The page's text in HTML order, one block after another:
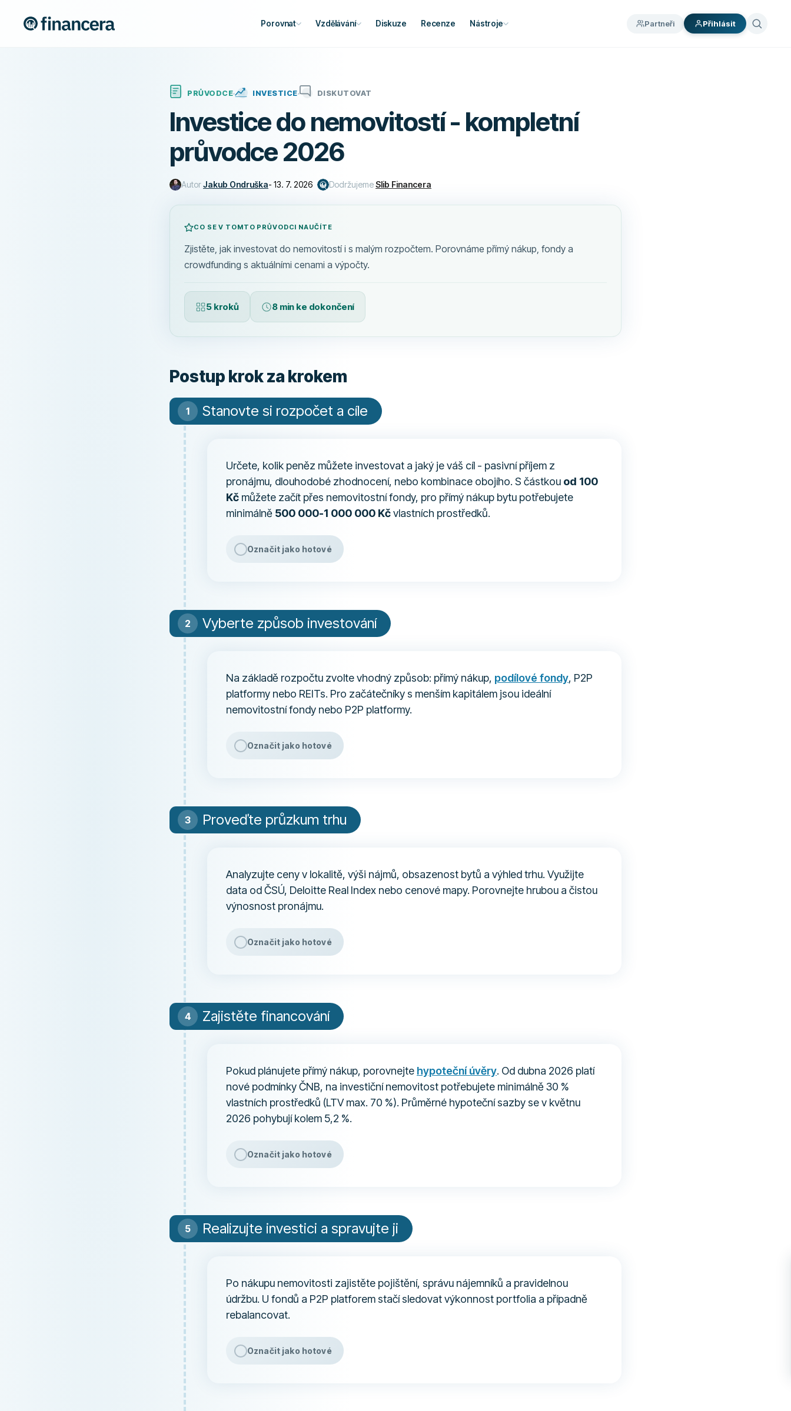
Porovnat Vzdělávání Diskuze Recenze Nástroje Partneři Přihlásit
PRŮVODCE INVESTICE DISKUTOVAT
Investice do nemovitostí - kompletní
průvodce 2026
AutorJakub Ondruška- 13. 7. 2026 DodržujemeSlib Financera
CO SE V TOMTO PRŮVODCI NAUČÍTE
Zjistěte, jak investovat do nemovitostí i s malým rozpočtem. Porovnáme přímý nákup, fondy a
crowdfunding s aktuálními cenami a výpočty.
5 kroků 8 min ke dokončení
Postup krok za krokem
Stanovte si rozpočet a cíle
Určete, kolik peněz můžete investovat a jaký je váš cíl - pasivní příjem z
pronájmu, dlouhodobé zhodnocení, nebo kombinace obojího. S částkou od 100
Kč můžete začít přes nemovitostní fondy, pro přímý nákup bytu potřebujete
minimálně 500 000-1 000 000 Kčvlastních prostředků.
Označit jako hotové
Vyberte způsob investování
Na základě rozpočtu zvolte vhodný způsob: přímý nákup, podílové fondy, P2P
platformy nebo REITs. Pro začátečníky s menším kapitálem jsou ideální
nemovitostní fondy nebo P2P platformy.
Označit jako hotové
Proveďte průzkum trhu
Analyzujte ceny v lokalitě, výši nájmů, obsazenost bytů a výhled trhu. Využijte
data od ČSÚ, Deloitte Real Index nebo cenové mapy. Porovnejte hrubou a čistou
výnosnost pronájmu.
Označit jako hotové
Zajistěte financování
Pokud plánujete přímý nákup, porovnejte hypoteční úvěry. Od dubna 2026 platí
nové podmínky ČNB, na investiční nemovitost potřebujete minimálně 30 %
vlastních prostředků (LTV max. 70 %). Průměrné hypoteční sazby se v květnu
2026 pohybují kolem 5,2 %.
Označit jako hotové
Realizujte investici a spravujte ji
Po nákupu nemovitosti zajistěte pojištění, správu nájemníků a pravidelnou
údržbu. U fondů a P2P platforem stačí sledovat výkonnost portfolia a případně
rebalancovat.
Označit jako hotové